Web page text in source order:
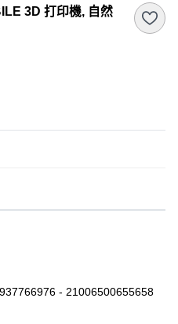
3D 打印機, 自然
- 21006500655658